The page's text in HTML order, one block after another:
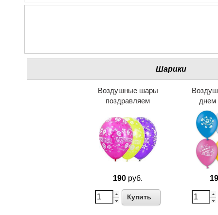
Шарики
Воздушные шары
поздравляем
190 руб.
Купить
днем